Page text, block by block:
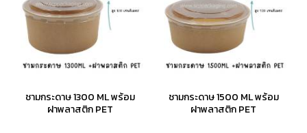
ชามกระดาษ 1300 ML พร้อม
ฝาพลาสติก PET
ชามกระดาษ 1500 ML พร้อม
ฝาพลาสติก PET